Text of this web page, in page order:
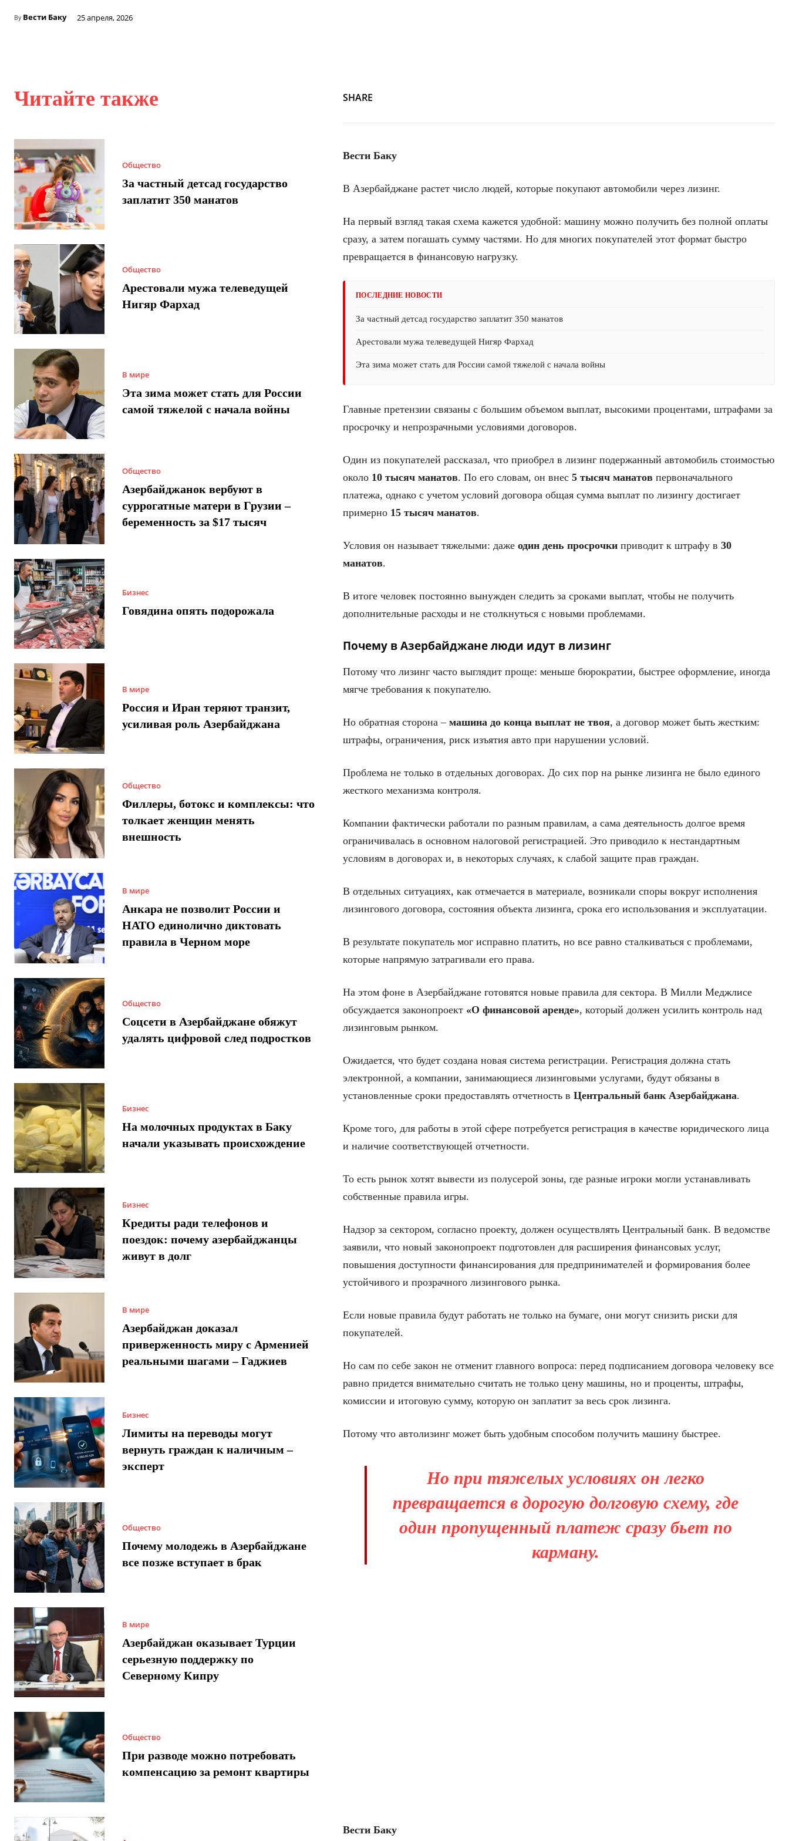
By Вести Баку 25 апреля, 2026
Читайте также
Общество
За частный детсад государство
заплатит 350 манатов
Общество
Арестовали мужа телеведущей
Нигяр Фархад
В мире
Эта зима может стать для России
самой тяжелой с начала войны
Общество
Азербайджанок вербуют в
суррогатные матери в Грузии –
беременность за $17 тысяч
Бизнес
Говядина опять подорожала
В мире
Россия и Иран теряют транзит,
усиливая роль Азербайджана
Общество
Филлеры, ботокс и комплексы: что
толкает женщин менять
внешность
В мире
Анкара не позволит России и
НАТО единолично диктовать
правила в Черном море
Общество
Соцсети в Азербайджане обяжут
удалять цифровой след подростков
Бизнес
На молочных продуктах в Баку
начали указывать происхождение
Бизнес
Кредиты ради телефонов и
поездок: почему азербайджанцы
живут в долг
В мире
Азербайджан доказал
приверженность миру с Арменией
реальными шагами – Гаджиев
Бизнес
Лимиты на переводы могут
вернуть граждан к наличным –
эксперт
Общество
Почему молодежь в Азербайджане
все позже вступает в брак
В мире
Азербайджан оказывает Турции
серьезную поддержку по
Северному Кипру
Общество
При разводе можно потребовать
компенсацию за ремонт квартиры
SHARE
Вести Баку
В Азербайджане растет число людей, которые покупают автомобили через лизинг.
На первый взгляд такая схема кажется удобной: машину можно получить без полной оплаты
сразу, а затем погашать сумму частями. Но для многих покупателей этот формат быстро
превращается в финансовую нагрузку.
ПОСЛЕДНИЕ НОВОСТИ
За частный детсад государство заплатит 350 манатов
Арестовали мужа телеведущей Нигяр Фархад
Эта зима может стать для России самой тяжелой с начала войны
Главные претензии связаны с большим объемом выплат, высокими процентами, штрафами за
просрочку и непрозрачными условиями договоров.
Один из покупателей рассказал, что приобрел в лизинг подержанный автомобиль стоимостью
около 10 тысяч манатов. По его словам, он внес 5 тысяч манатов первоначального
платежа, однако с учетом условий договора общая сумма выплат по лизингу достигает
примерно 15 тысяч манатов.
Условия он называет тяжелыми: даже один день просрочки приводит к штрафу в 30
манатов.
В итоге человек постоянно вынужден следить за сроками выплат, чтобы не получить
дополнительные расходы и не столкнуться с новыми проблемами.
Почему в Азербайджане люди идут в лизинг
Потому что лизинг часто выглядит проще: меньше бюрократии, быстрее оформление, иногда
мягче требования к покупателю.
Но обратная сторона – машина до конца выплат не твоя, а договор может быть жестким:
штрафы, ограничения, риск изъятия авто при нарушении условий.
Проблема не только в отдельных договорах. До сих пор на рынке лизинга не было единого
жесткого механизма контроля.
Компании фактически работали по разным правилам, а сама деятельность долгое время
ограничивалась в основном налоговой регистрацией. Это приводило к нестандартным
условиям в договорах и, в некоторых случаях, к слабой защите прав граждан.
В отдельных ситуациях, как отмечается в материале, возникали споры вокруг исполнения
лизингового договора, состояния объекта лизинга, срока его использования и эксплуатации.
В результате покупатель мог исправно платить, но все равно сталкиваться с проблемами,
которые напрямую затрагивали его права.
На этом фоне в Азербайджане готовятся новые правила для сектора. В Милли Меджлисе
обсуждается законопроект «О финансовой аренде», который должен усилить контроль над
лизинговым рынком.
Ожидается, что будет создана новая система регистрации. Регистрация должна стать
электронной, а компании, занимающиеся лизинговыми услугами, будут обязаны в
установленные сроки предоставлять отчетность в Центральный банк Азербайджана.
Кроме того, для работы в этой сфере потребуется регистрация в качестве юридического лица
и наличие соответствующей отчетности.
То есть рынок хотят вывести из полусерой зоны, где разные игроки могли устанавливать
собственные правила игры.
Надзор за сектором, согласно проекту, должен осуществлять Центральный банк. В ведомстве
заявили, что новый законопроект подготовлен для расширения финансовых услуг,
повышения доступности финансирования для предпринимателей и формирования более
устойчивого и прозрачного лизингового рынка.
Если новые правила будут работать не только на бумаге, они могут снизить риски для
покупателей.
Но сам по себе закон не отменит главного вопроса: перед подписанием договора человеку все
равно придется внимательно считать не только цену машины, но и проценты, штрафы,
комиссии и итоговую сумму, которую он заплатит за весь срок лизинга.
Потому что автолизинг может быть удобным способом получить машину быстрее.
Но при тяжелых условиях он легко
превращается в дорогую долговую схему, где
один пропущенный платеж сразу бьет по
карману.
Вести Баку